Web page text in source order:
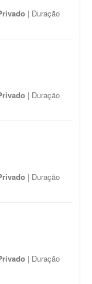
| Duração
| Duração
| Duração
| Duração